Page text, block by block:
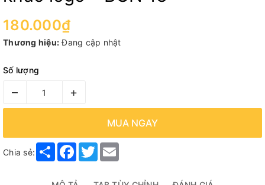
180.000₫
Thương hiệu: Đang cập nhật
Số lượng
– +
MUA NGAY
Chia sẻ: Share Facebook
Twitter